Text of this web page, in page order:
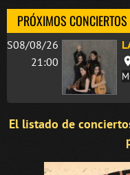
PRÓXIMOS
S08/08/26
21:00
El listado de